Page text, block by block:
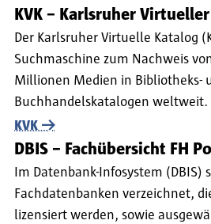
KVK – Karlsruher
Der Karlsruher Virtuelle Katalog
Suchmaschine zum Nachweis
Millionen Medien in Bibliotheks-
Buchhandelskatalogen weltweit.
KVK
DBIS – Fachübersicht FH
Im Datenbank-Infosystem (DBIS)
Fachdatenbanken verzeichnet,
lizensiert werden, sowie